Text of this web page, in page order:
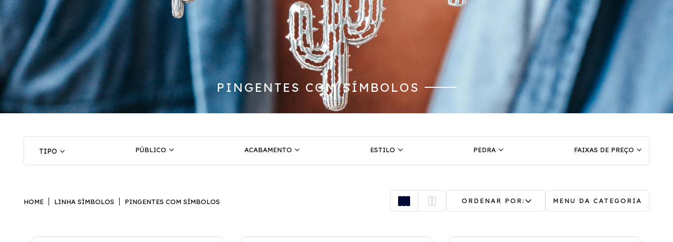
PINGENTES COM SÍMBOLOS
ACABAMENTO ESTILO PEDRA
PÚBLICO FAIXAS DE PREÇO
HOME LINHA SÍMBOLOS PINGENTES COM SÍMBOLOS ORDENAR POR: MENU DA CATEGORIA